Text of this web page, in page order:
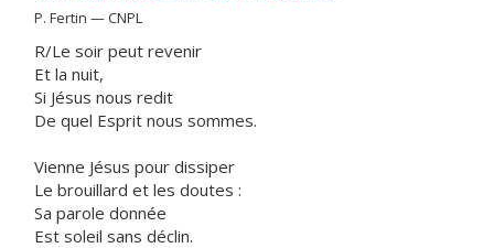
P. Fertin — CNPL
R/Le soir peut revenir
Et la nuit,
Si Jésus nous redit
De quel Esprit nous sommes.
Vienne Jésus pour dissiper
Le brouillard et les doutes :
Sa parole donnée
Est soleil sans déclin.